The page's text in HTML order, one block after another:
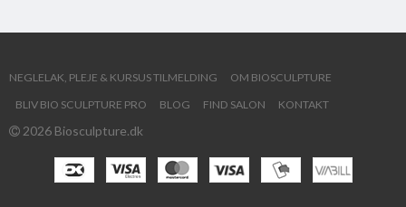
NEGLELAK, PLEJE & KURSUS TILMELDING OM BIOSCULPTURE
BLIV BIO SCULPTURE PRO BLOG FIND SALON KONTAKT
2026 Biosculpture.dk